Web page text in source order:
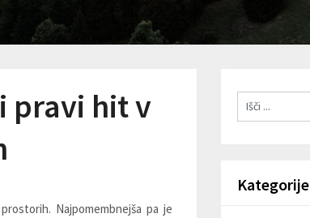
pravi hit v
Najpomembnejša pa je
Kategorije